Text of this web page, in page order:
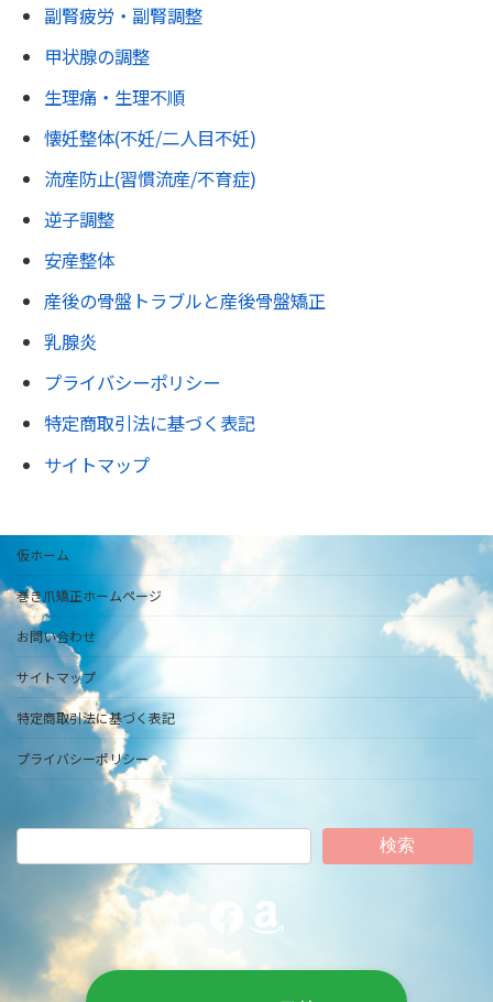
副腎疲労・副腎調整
甲状腺の調整
生理痛・生理不順
懐妊整体(不妊/二人目不妊)
流産防止(習慣流産/不育症)
逆子調整
安産整体
産後の骨盤トラブルと産後骨盤矯正
乳腺炎
プライバシーポリシー
特定商取引法に基づく表記
サイトマップ
仮ホーム
巻き爪矯正ホームページ
お問い合わせ
サイトマップ
特定商取引法に基づく表記
プライバシーポリシー
検索
Facebook
Amazon